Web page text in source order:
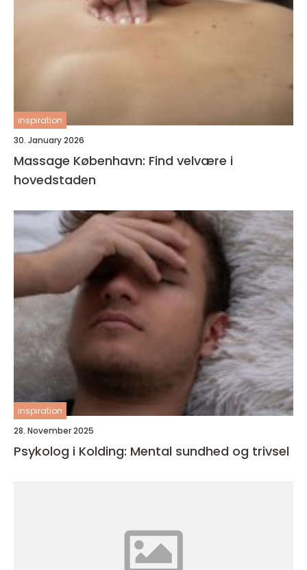
inspiration
30. January 2026
Massage København: Find velvære i
hovedstaden
inspiration
28. November 2025
Psykolog i Kolding: Mental sundhed og trivsel